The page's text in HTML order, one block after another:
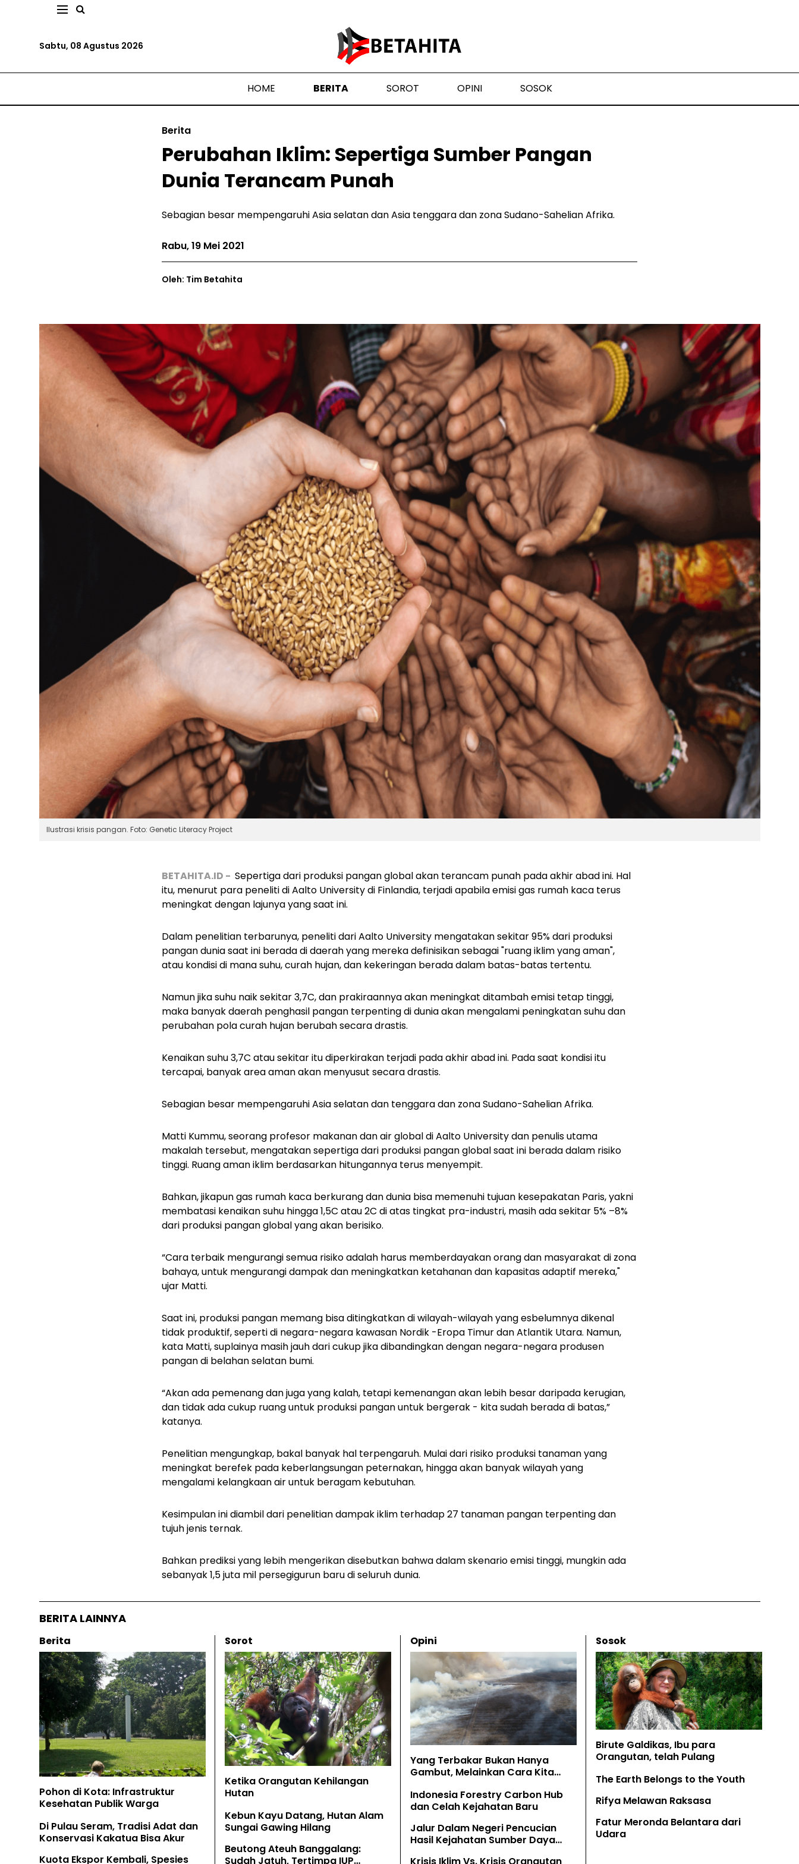
Sabtu, 08 Agustus 2026
HOME BERITA SOROT OPINI SOSOK
Berita
Perubahan Iklim: Sepertiga Sumber Pangan
Dunia Terancam Punah
Sebagian besar mempengaruhi Asia selatan dan Asia tenggara dan zona Sudano-Sahelian Afrika.
Rabu, 19 Mei 2021
Oleh: Tim Betahita
Ilustrasi krisis pangan. Foto: Genetic Literacy Project
BETAHITA.ID - Sepertiga dari produksi pangan global akan terancam punah pada akhir abad ini. Hal
itu, menurut para peneliti di Aalto University di Finlandia, terjadi apabila emisi gas rumah kaca terus
meningkat dengan lajunya yang saat ini.
Dalam penelitian terbarunya, peneliti dari Aalto University mengatakan sekitar 95% dari produksi
pangan dunia saat ini berada di daerah yang mereka definisikan sebagai "ruang iklim yang aman",
atau kondisi di mana suhu, curah hujan, dan kekeringan berada dalam batas-batas tertentu.
Namun jika suhu naik sekitar 3,7C, dan prakiraannya akan meningkat ditambah emisi tetap tinggi,
maka banyak daerah penghasil pangan terpenting di dunia akan mengalami peningkatan suhu dan
perubahan pola curah hujan berubah secara drastis.
Kenaikan suhu 3,7C atau sekitar itu diperkirakan terjadi pada akhir abad ini. Pada saat kondisi itu
tercapai, banyak area aman akan menyusut secara drastis.
Sebagian besar mempengaruhi Asia selatan dan tenggara dan zona Sudano-Sahelian Afrika.
Matti Kummu, seorang profesor makanan dan air global di Aalto University dan penulis utama
makalah tersebut, mengatakan sepertiga dari produksi pangan global saat ini berada dalam risiko
tinggi. Ruang aman iklim berdasarkan hitungannya terus menyempit.
Bahkan, jikapun gas rumah kaca berkurang dan dunia bisa memenuhi tujuan kesepakatan Paris, yakni
membatasi kenaikan suhu hingga 1,5C atau 2C di atas tingkat pra-industri, masih ada sekitar 5% –8%
dari produksi pangan global yang akan berisiko.
“Cara terbaik mengurangi semua risiko adalah harus memberdayakan orang dan masyarakat di zona
bahaya, untuk mengurangi dampak dan meningkatkan ketahanan dan kapasitas adaptif mereka,"
ujar Matti.
Saat ini, produksi pangan memang bisa ditingkatkan di wilayah-wilayah yang esbelumnya dikenal
tidak produktif, seperti di negara-negara kawasan Nordik -Eropa Timur dan Atlantik Utara. Namun,
kata Matti, suplainya masih jauh dari cukup jika dibandingkan dengan negara-negara produsen
pangan di belahan selatan bumi.
“Akan ada pemenang dan juga yang kalah, tetapi kemenangan akan lebih besar daripada kerugian,
dan tidak ada cukup ruang untuk produksi pangan untuk bergerak - kita sudah berada di batas,”
katanya.
Penelitian mengungkap, bakal banyak hal terpengaruh. Mulai dari risiko produksi tanaman yang
meningkat berefek pada keberlangsungan peternakan, hingga akan banyak wilayah yang
mengalami kelangkaan air untuk beragam kebutuhan.
Kesimpulan ini diambil dari penelitian dampak iklim terhadap 27 tanaman pangan terpenting dan
tujuh jenis ternak.
Bahkan prediksi yang lebih mengerikan disebutkan bahwa dalam skenario emisi tinggi, mungkin ada
sebanyak 1,5 juta mil persegigurun baru di seluruh dunia.
BERITA LAINNYA
Berita
Pohon di Kota: Infrastruktur
Kesehatan Publik Warga
Di Pulau Seram, Tradisi Adat dan
Konservasi Kakatua Bisa Akur
Kuota Ekspor Kembali, Spesies
Sorot
Ketika Orangutan Kehilangan
Hutan
Kebun Kayu Datang, Hutan Alam
Sungai Gawing Hilang
Beutong Ateuh Banggalang:
Sudah Jatuh, Tertimpa IUP
Opini
Yang Terbakar Bukan Hanya
Gambut, Melainkan Cara Kita
Indonesia Forestry Carbon Hub
dan Celah Kejahatan Baru
Jalur Dalam Negeri Pencucian
Hasil Kejahatan Sumber Daya
Sosok
Birute Galdikas, Ibu para
Orangutan, telah Pulang
The Earth Belongs to the Youth
Rifya Melawan Raksasa
Fatur Meronda Belantara dari
Udara